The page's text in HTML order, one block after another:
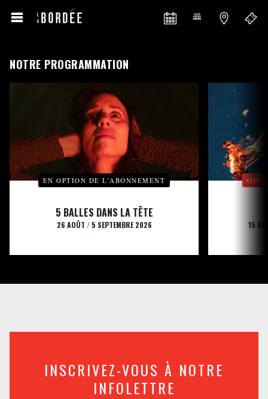
NOTRE PROGRAMMATION
EN OPTION DE L’ABONNEMENT
5 BALLES DANS LA TÊTE
26 AOÛT /5 SEPTEMBRE 2026 15
INSCRIVEZ-VOUS À NOTRE
INFOLETTRE